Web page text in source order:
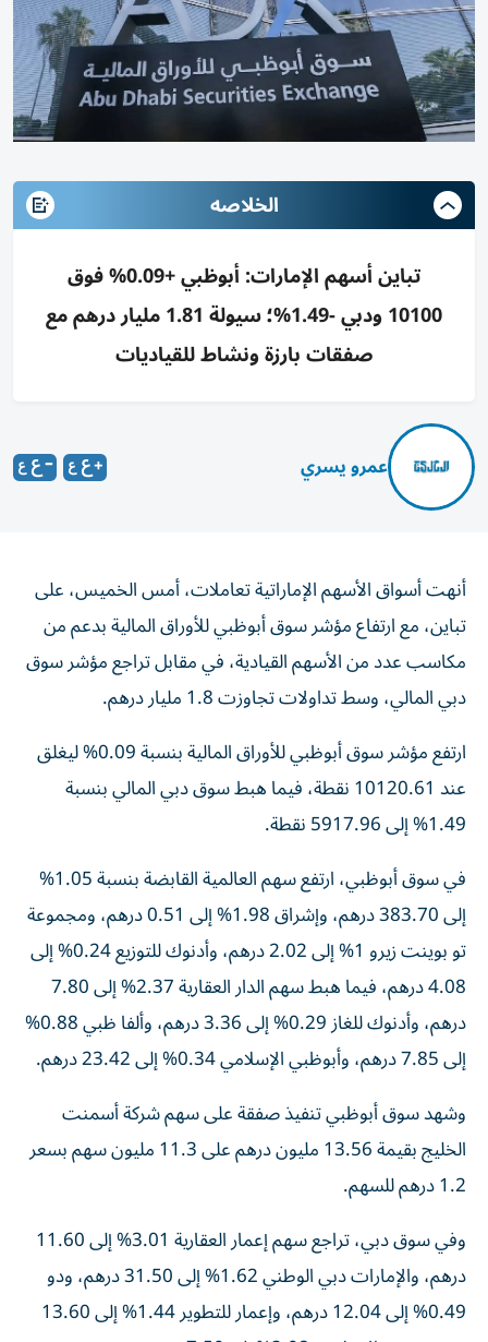
الخلاصه
تباين أسهم الإمارات: أبوظبي +0.09% فوق
10100 ودبي -1.49%؛ سيولة 1.81 مليار درهم مع
صفقات بارزة ونشاط للقياديات
عمرو يسري
أنهت أسواق الأسهم الإماراتية تعاملات، أمس الخميس، على
تباين، مع ارتفاع مؤشر سوق أبوظبي للأوراق المالية بدعم من
مكاسب عدد من الأسهم القيادية، في مقابل تراجع مؤشر سوق
دبي المالي، وسط تداولات تجاوزت 1.8 مليار درهم.
ارتفع مؤشر سوق أبوظبي للأوراق المالية بنسبة 0.09% ليغلق
عند 10120.61 نقطة، فيما هبط سوق دبي المالي بنسبة
1.49% إلى 5917.96 نقطة.
في سوق أبوظبي، ارتفع سهم العالمية القابضة بنسبة 1.05%
إلى 383.70 درهم، وإشراق 1.98% إلى 0.51 درهم، ومجموعة
تو بوينت زيرو 1% إلى 2.02 درهم، وأدنوك للتوزيع 0.24% إلى
4.08 درهم، فيما هبط سهم الدار العقارية 2.37% إلى 7.80
درهم، وأدنوك للغاز 0.29% إلى 3.36 درهم، وألفا ظبي 0.88%
إلى 7.85 درهم، وأبوظبي الإسلامي 0.34% إلى 23.42 درهم.
وشهد سوق أبوظبي تنفيذ صفقة على سهم شركة أسمنت
الخليج بقيمة 13.56 مليون درهم على 11.3 مليون سهم بسعر
1.2 درهم للسهم.
وفي سوق دبي، تراجع سهم إعمار العقارية 3.01% إلى 11.60
درهم، والإمارات دبي الوطني 1.62% إلى 31.50 درهم، ودو
0.49% إلى 12.04 درهم، وإعمار للتطوير 1.44% إلى 13.60